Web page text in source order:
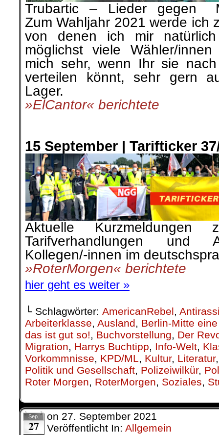
Trubartic – Lieder gegen
Zum Wahljahr 2021 werde ich
von denen ich mir
möglichst viele Wähler/
mich sehr, wenn Ihr sie
verteilen könnt, sehr gern
Lager.
»ElCantor« berichtete
15 September | Tarifticker
Aktuelle
Tarifverhandlungen und
Kollegen/-innen im
»RoterMorgen« berichtete
hier geht es weiter »
└ Schlagwörter: AmericanRebel,
Arbeiterklasse, Ausland, Berlin-Mitte
das ist gut so!, Buchvorstellung, Der
Migration, Harrys Buchtipp, Info-Welt,
Vorkommnisse, KPD/ML, Kultur, Literatur
Politik und Gesellschaft, Polizeiwilkür,
Roter Morgen, RoterMorgen, Soziales,
Sep.
27
on 27. September 2021
Veröffentlicht In: Allgemein